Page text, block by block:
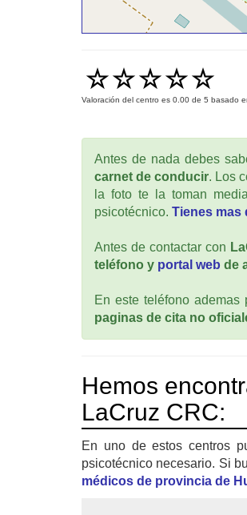
Valoración del centro es 0.00 de 5 basado
Antes de nada debes
carnet de conducir. Los
la foto te la toman
psicotécnico. Tienes mas
Antes de contactar con
teléfono y portal web de
En este teléfono
paginas de cita no
Hemos
LaCruz CRC:
En uno de estos centros
psicotécnico necesario. Si
médicos de provincia de